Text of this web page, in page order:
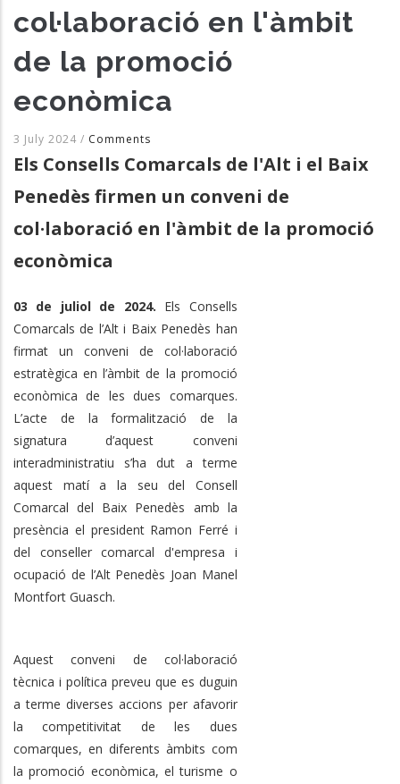
col·laboració en l'àmbit
de la promoció
econòmica
3 July 2024 / Comments
Els Consells Comarcals de l'Alt i el Baix
Penedès firmen un conveni de
col·laboració en l'àmbit de la promoció
econòmica
03 de juliol de 2024. Els Consells
Comarcals de l’Alt i Baix Penedès han
firmat un conveni de col·laboració
estratègica en l’àmbit de la promoció
econòmica de les dues comarques.
L’acte de la formalització de la
signatura d’aquest conveni
interadministratiu s’ha dut a terme
aquest matí a la seu del Consell
Comarcal del Baix Penedès amb la
presència el president Ramon Ferré i
del conseller comarcal d'empresa i
ocupació de l’Alt Penedès Joan Manel
Montfort Guasch.
Aquest conveni de col·laboració
tècnica i política preveu que es duguin
a terme diverses accions per afavorir
la competitivitat de les dues
comarques, en diferents àmbits com
la promoció econòmica, el turisme o